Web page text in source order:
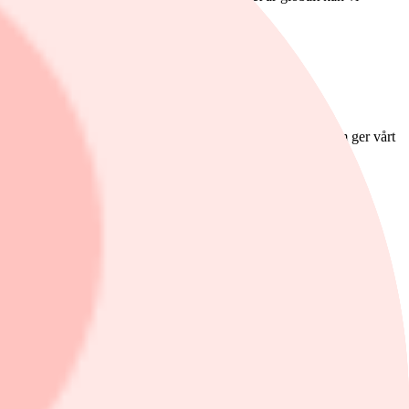
flera nya investeringar.
kan ha en svag period inom fastighetsområdet. Dessutom ger vårt
urbaniseringen ställer krav på hållbara städer och
är så unikt brett. Det bästa datahallbolaget kanske inte ligger i
med aktier i en marknad som har svaga utsikter”, avslutar